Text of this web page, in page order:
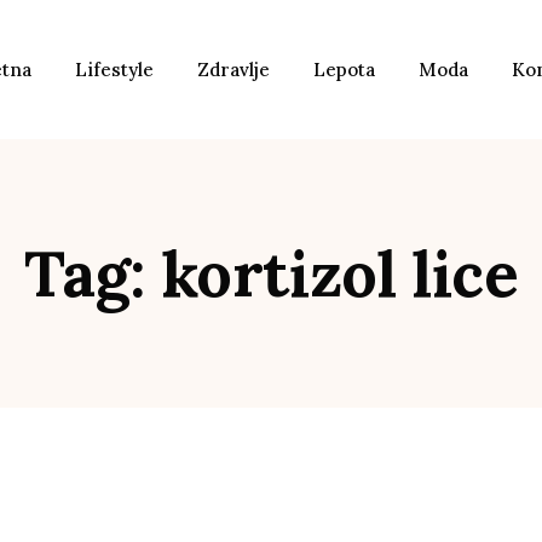
Lifestyle Zdravlje Lepota Moda
Tag: kortizol lice